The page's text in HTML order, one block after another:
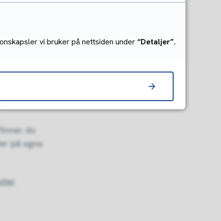
du
på egne
vi bruker på nettsiden under“Detaljer”.